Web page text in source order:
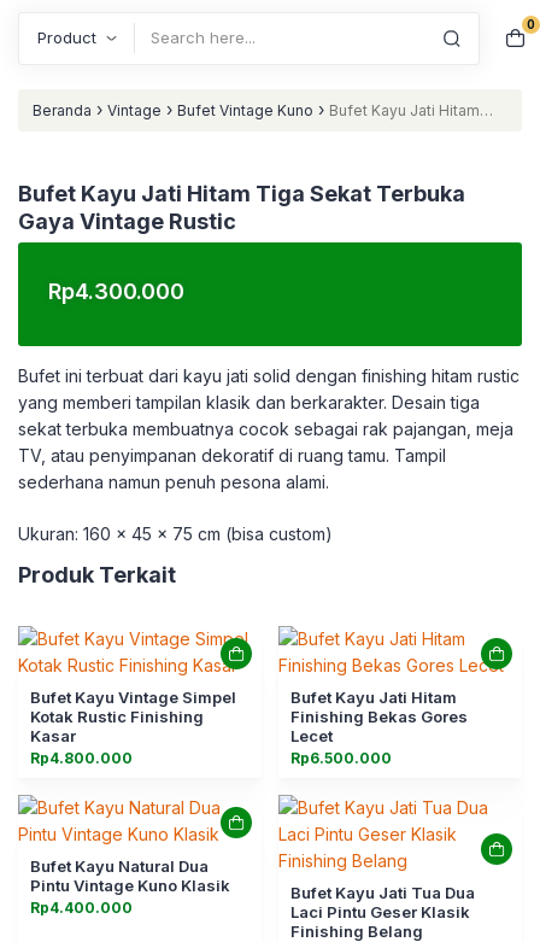
0
Beranda › Vintage › Bufet Vintage Kuno › Bufet Kayu Jati Hitam
Bufet Kayu Jati Hitam Tiga Sekat Terbuka
Gaya Vintage Rustic
Rp4.300.000
Bufet ini terbuat dari kayu jati solid dengan finishing hitam rustic
yang memberi tampilan klasik dan berkarakter. Desain tiga
sekat terbuka membuatnya cocok sebagai rak pajangan, meja
TV, atau penyimpanan dekoratif di ruang tamu. Tampil
sederhana namun penuh pesona alami.
Ukuran: 160 x 45 x 75 cm (bisa custom)
Produk Terkait
Bufet Kayu Vintage Simpel
Kotak Rustic Finishing
Kasar
Rp4.800.000
Bufet Kayu Jati Hitam
Finishing Bekas Gores
Lecet
Rp6.500.000
Bufet Kayu Natural Dua
Pintu Vintage Kuno Klasik
Rp4.400.000
Bufet Kayu Jati Tua Dua
Laci Pintu Geser Klasik
Finishing Belang